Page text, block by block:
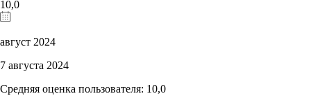
10,0
август 2024
7 августа 2024
Средняя оценка пользователя: 10,0